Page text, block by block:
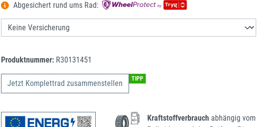
Abgesichert rund ums Rad:
Produktnummer: R30131451
Jetzt Komplettrad zusammenstellen TIPP
Kraftstoffverbrauch abhängig vom